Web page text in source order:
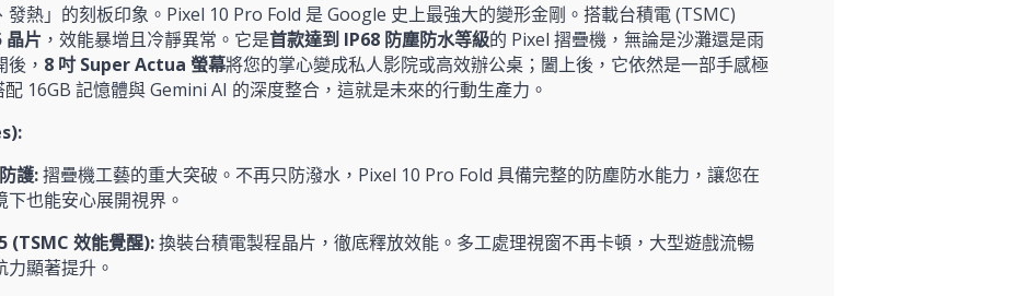
發熱」的刻板印象。Pixel 10 Pro Fold 是 Google 史上最強大的變形金剛。搭載台積電 (TSMC)
片 ，效能暴增且冷靜異常。它是首款達到 IP68 防塵防水等級的 Pixel 摺疊機，無論是沙灘還是雨
， 8 吋 Super Actua 螢幕將您的掌心變成私人影院或高效辦公桌；闔上後，它依然是一部手感極
16GB 記憶體與 Gemini AI 的深度整合，這就是未來的行動生產力。
護:摺疊機工藝的重大突破。不再只防潑水，Pixel 10 Pro Fold 具備完整的防塵防水能力，讓您在
下也能安心展開視界。
(TSMC 效能覺醒):換裝台積電製程晶片，徹底釋放效能。多工處理視窗不再卡頓，大型遊戲流暢
顯著提升。